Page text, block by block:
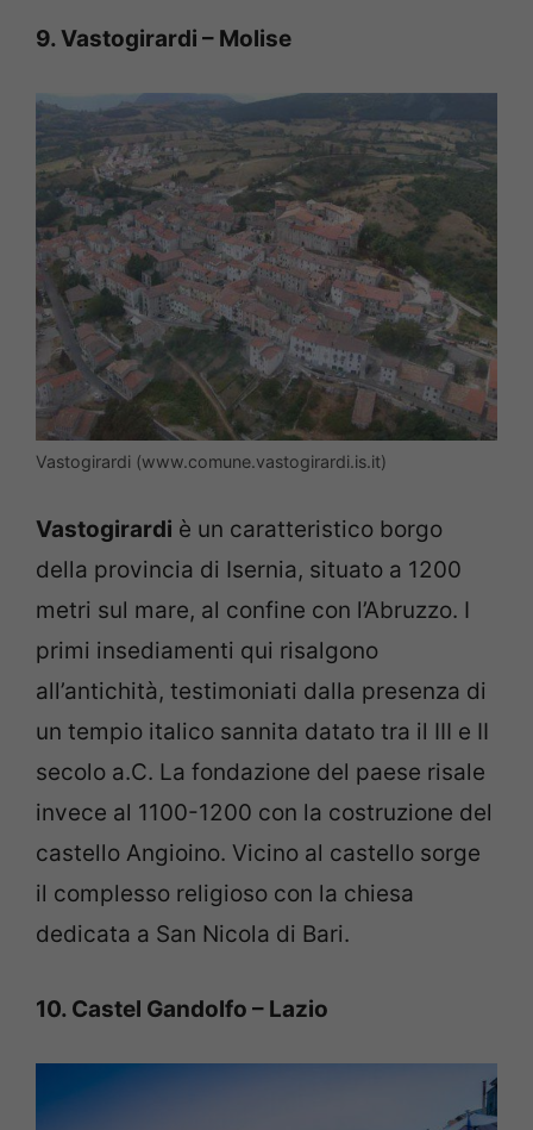
9. Vastogirardi – Molise
Vastogirardi (www.comune.vastogirardi.is.it)
Vastogirardi è un caratteristico borgo
della provincia di Isernia, situato a 1200
metri sul mare, al confine con l’Abruzzo. I
primi insediamenti qui risalgono
all’antichità, testimoniati dalla presenza di
un tempio italico sannita datato tra il III e II
secolo a.C. La fondazione del paese risale
invece al 1100-1200 con la costruzione del
castello Angioino. Vicino al castello sorge
il complesso religioso con la chiesa
dedicata a San Nicola di Bari.
10. Castel Gandolfo – Lazio